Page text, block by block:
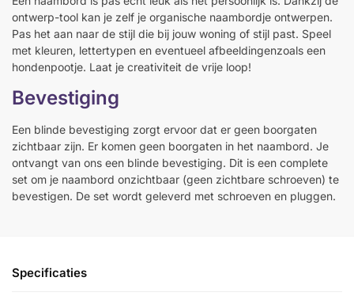
ontwerp-tool kan je zelf je organische naambordje ontwerpen.
Pas het aan naar de stijl die bij jouw woning of stijl past. Speel
met kleuren, lettertypen en eventueel afbeeldingenzoals een
hondenpootje. Laat je creativiteit de vrije loop!
Bevestiging
Een blinde bevestiging zorgt ervoor dat er geen boorgaten
zichtbaar zijn. Er komen geen boorgaten in het naambord. Je
ontvangt van ons een blinde bevestiging. Dit is een complete
set om je naambord onzichtbaar (geen zichtbare schroeven) te
bevestigen. De set wordt geleverd met schroeven en pluggen.
Specificaties